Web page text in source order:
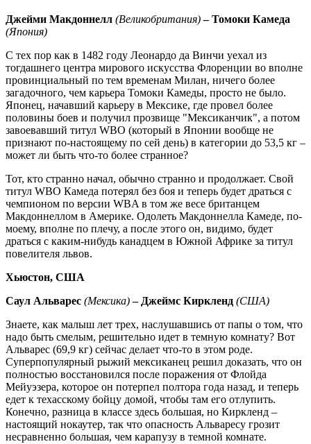
Джейми Макдоннелл (Великобритания) – Томоки Камеда
(Япония)
С тех пор как в 1482 году Леонардо да Винчи уехал из
тогдашнего центра мирового искусства Флоренции во вполне
провинциальный по тем временам Милан, ничего более
загадочного, чем карьера Томоки Камеды, просто не было.
Японец, начавший карьеру в Мексике, где провел более
половины боев и получил прозвище "Мексиканчик", а потом
завоевавший титул WBO (который в Японии вообще не
признают по-настоящему по сей день) в категории до 53,5 кг –
может ли быть что-то более странное?
Тот, кто странно начал, обычно странно и продолжает. Свой
титул WBO Камеда потерял без боя и теперь будет драться с
чемпионом по версии WBA в том же весе британцем
Макдоннеллом в Америке. Одолеть Макдоннелла Камеде, по-
моему, вполне по плечу, а после этого он, видимо, будет
драться с каким-нибудь канадцем в Южной Африке за титул
повелителя львов.
Хьюстон, США
Саул Альварес (Мексика) – Джеймс Киркленд (США)
Знаете, как малыш лет трех, наслушавшись от папы о том, что
надо быть смелым, решительно идет в темную комнату? Вот
Альварес (69,9 кг) сейчас делает что-то в этом роде.
Суперпопулярный рыжий мексиканец решил доказать, что он
полностью восстановился после поражения от Флойда
Мейуэзера, которое он потерпел полтора года назад, и теперь
едет к техасскому бойцу домой, чтобы там его отлупить.
Конечно, разница в классе здесь большая, но Киркленд –
настоящий нокаутер, так что опасность Альваресу грозит
несравненно большая, чем карапузу в темной комнате.